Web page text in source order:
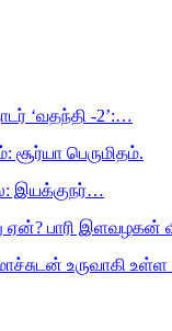
‘வதந்தி -2’:…
பெருமிதம்.
இயக்குநர்…
ஏன்? பாரி இளவழகன்
உருவாகி உள்ள